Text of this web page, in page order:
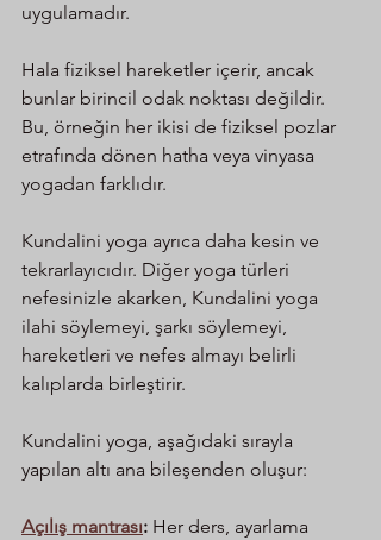
uygulamadır.
Hala fiziksel hareketler içerir, ancak
bunlar birincil odak noktası değildir.
Bu, örneğin her ikisi de fiziksel pozlar
etrafında dönen hatha veya vinyasa
yogadan farklıdır.
Kundalini yoga ayrıca daha kesin ve
tekrarlayıcıdır. Diğer yoga türleri
nefesinizle akarken, Kundalini yoga
ilahi söylemeyi, şarkı söylemeyi,
hareketleri ve nefes almayı belirli
kalıplarda birleştirir.
Kundalini yoga, aşağıdaki sırayla
yapılan altı ana bileşenden oluşur:
Açılış mantrası: Her ders, ayarlama